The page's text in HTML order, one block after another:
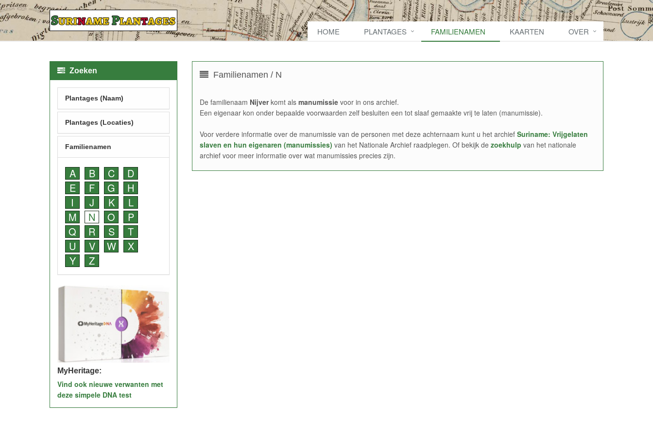
HOME PLANTAGES FAMILIENAMEN KAARTEN OVER
Familienamen / N
De familienaam Nijverkomt als manumissievoor in ons archief.
Een eigenaar kon onder bepaalde voorwaarden zelf besluiten een tot slaaf gemaakte vrij te laten (manumissie).
Voor verdere informatie over de manumissie van de personen met deze achternaam kunt u het archief Suriname: Vrijgelaten
slaven en hun eigenaren (manumissies) van het Nationale Archief raadplegen. Of bekijk de zoekhulp van het nationale
archief voor meer informatie over wat manumissies precies zijn.
Zoeken
Plantages (Naam)
Plantages (Locaties)
Familienamen
A B C
D
E
F G
H
I
J K
L
M
N O
P
Q
R S
T
U
V W
X
Y
Z
MyHeritage:
Vind ook nieuwe verwanten met
deze simpele DNA test